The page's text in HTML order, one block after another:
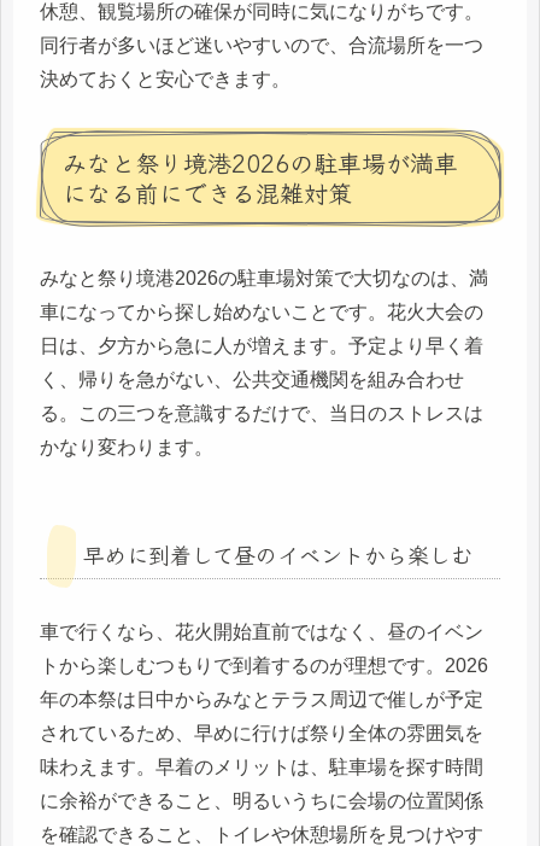
休憩、観覧場所の確保が同時に気になりがちです。
同行者が多いほど迷いやすいので、合流場所を一つ
決めておくと安心できます。
みなと祭り境港2026の駐車場が満車
になる前にできる混雑対策
みなと祭り境港2026の駐車場対策で大切なのは、満
車になってから探し始めないことです。花火大会の
日は、夕方から急に人が増えます。予定より早く着
く、帰りを急がない、公共交通機関を組み合わせ
る。この三つを意識するだけで、当日のストレスは
かなり変わります。
早めに到着して昼のイベントから楽しむ
車で行くなら、花火開始直前ではなく、昼のイベン
トから楽しむつもりで到着するのが理想です。2026
年の本祭は日中からみなとテラス周辺で催しが予定
されているため、早めに行けば祭り全体の雰囲気を
味わえます。早着のメリットは、駐車場を探す時間
に余裕ができること、明るいうちに会場の位置関係
を確認できること、トイレや休憩場所を見つけやす